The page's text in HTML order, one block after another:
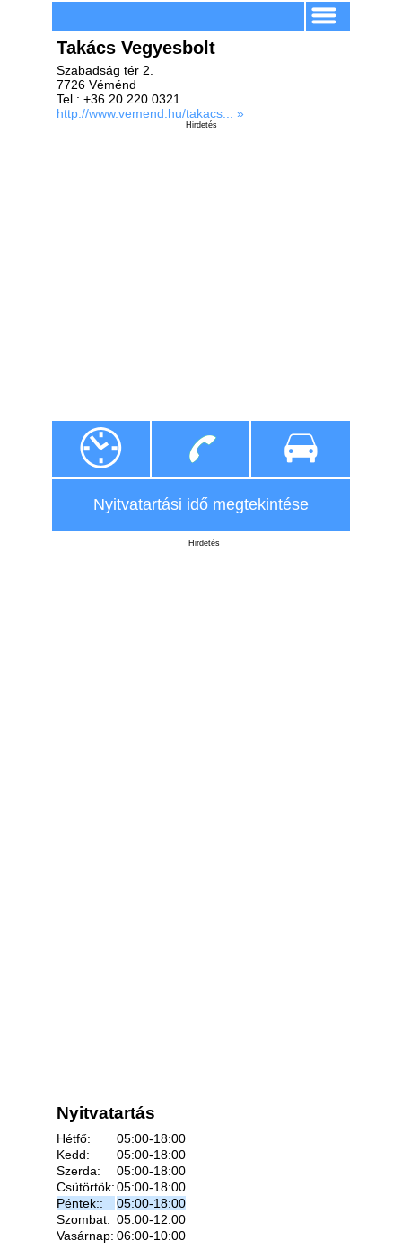
Takács Vegyesbolt
Szabadság tér 2.
7726 Véménd
Tel.: +36 20 220 0321
http://www.vemend.hu/takacs... »
Hirdetés
Nyitvatartási idő megtekintése
Hirdetés
Nyitvatartás
Hétfő:
05:00-18:00
Kedd:
05:00-18:00
Szerda:
05:00-18:00
Csütörtök:05:00-18:00
Péntek::
05:00-18:00
Szombat: 05:00-12:00
Vasárnap: 06:00-10:00